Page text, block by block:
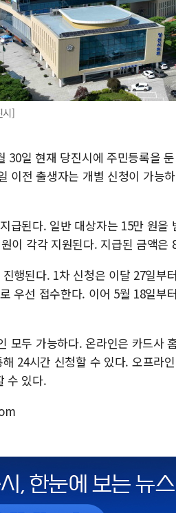
시]
30일 현재 당진시에 주민등록을
이전 출생자는 개별 신청이 가능
급된다. 일반 대상자는 15만 원
이 각각 지원된다. 지급된 금액은
행된다. 1차 신청은 이달 27일부
우선 접수한다. 이어 5월 18일부
모두 가능하다. 온라인은 카드사
24시간 신청할 수 있다. 오프라
수 있다.